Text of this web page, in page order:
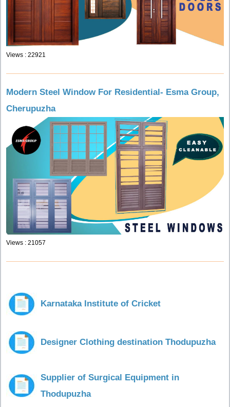
Views : 22921
Modern Steel Window For Residential- Esma Group,
Cherupuzha
Views : 21057
Karnataka Institute of Cricket
Designer Clothing destination Thodupuzha
Supplier of Surgical Equipment in
Thodupuzha